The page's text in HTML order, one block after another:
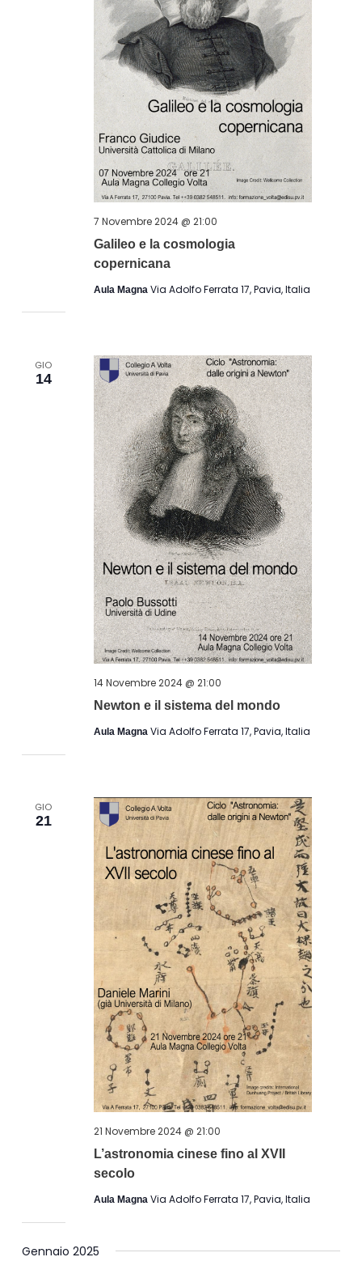
Galileo e la cosmologia
copernicana
7 Novembre 2024 @ 21:00
Aula Magna Via Adolfo Ferrata 17, Pavia, Italia
GIO
14
Newton e il sistema del mondo
14 Novembre 2024 @ 21:00
Aula Magna Via Adolfo Ferrata 17, Pavia, Italia
GIO
21
L’astronomia cinese fino al XVII
secolo
21 Novembre 2024 @ 21:00
Aula Magna Via Adolfo Ferrata 17, Pavia, Italia
Gennaio 2025